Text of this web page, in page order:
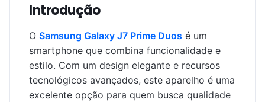
Introdução
O Samsung Galaxy J7 Prime Duos é um
smartphone que combina funcionalidade e
estilo. Com um design elegante e recursos
tecnológicos avançados, este aparelho é uma
excelente opção para quem busca qualidade